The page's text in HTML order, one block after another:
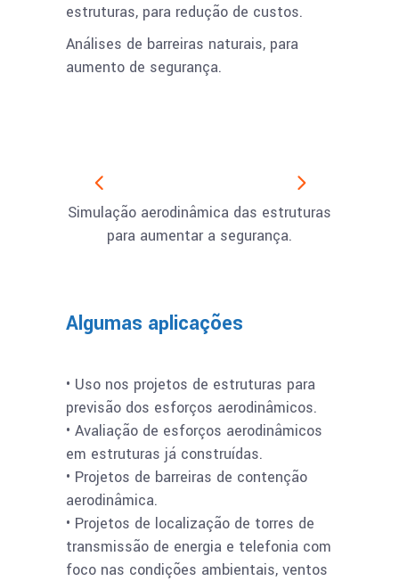
estruturas, para redução de custos.
Análises de barreiras naturais, para
aumento de segurança.
Simulação aerodinâmica das estruturas
para aumentar a segurança.
Algumas aplicações
• Uso nos projetos de estruturas para
previsão dos esforços aerodinâmicos.
• Avaliação de esforços aerodinâmicos
em estruturas já construídas.
• Projetos de barreiras de contenção
aerodinâmica.
• Projetos de localização de torres de
transmissão de energia e telefonia com
foco nas condições ambientais, ventos